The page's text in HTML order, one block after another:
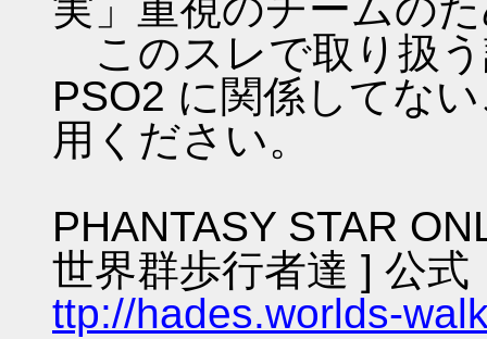
実」重視のチームの
このスレで取り扱
PSO2 に関係してな
用ください。
PHANTASY STAR
世界群歩行者達 ] 公式
ttp://hades.worlds-